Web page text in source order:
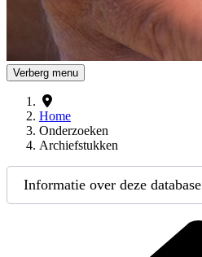
Verberg menu
Home
Onderzoeken
Archiefstukken
Informatie over deze database